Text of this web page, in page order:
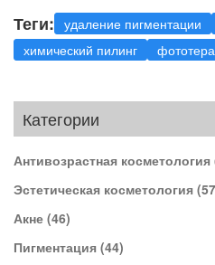
Теги: удаление пигментации
химический пилинг
Категории
Антивозрастная косметология
Эстетическая косметология
Акне (46)
Пигментация (44)